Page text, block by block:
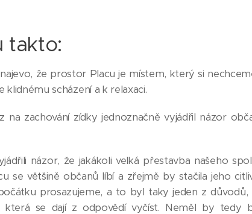
takto:
že prostor Placu je místem, který si
scházení a k relaxaci.
na zachování zídky jednoznačně vyjádřil názor
názor, že jakákoli velká přestavba našeho
se většině občanů líbí a zřejmě by stačila jeho
prosazujeme, a to byl taky jeden z
která se dají z odpovědí vyčíst. Neměl by tedy